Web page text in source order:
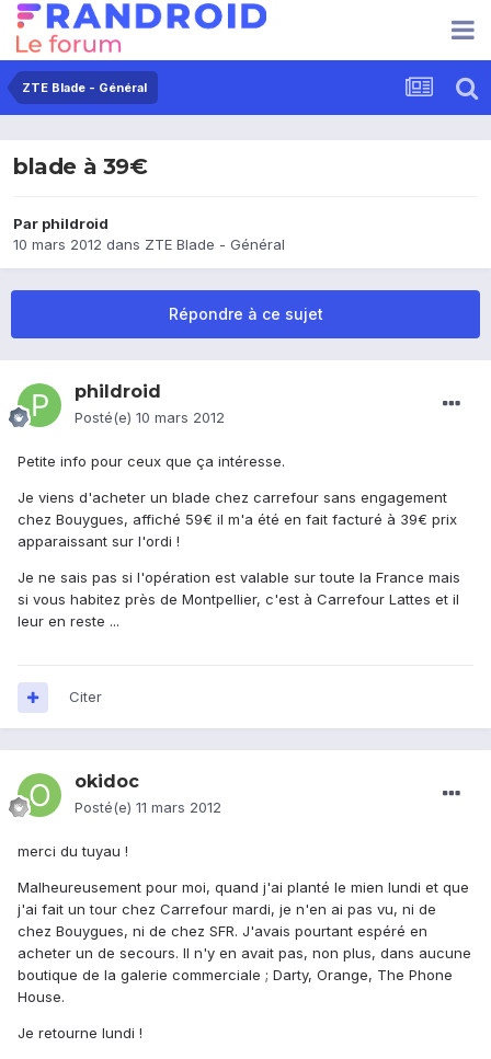
ZTE Blade - Général
blade à 39€
Par phildroid
10 mars 2012 dans ZTE Blade - Général
Répondre à ce sujet
phildroid
Posté(e) 10 mars 2012
Petite info pour ceux que ça intéresse.
Je viens d'acheter un blade chez carrefour sans engagement
chez Bouygues, affiché 59€ il m'a été en fait facturé à 39€ prix
apparaissant sur l'ordi !
Je ne sais pas si l'opération est valable sur toute la France mais
si vous habitez près de Montpellier, c'est à Carrefour Lattes et il
leur en reste ...
Citer
okidoc
Posté(e) 11 mars 2012
merci du tuyau !
Malheureusement pour moi, quand j'ai planté le mien lundi et que
j'ai fait un tour chez Carrefour mardi, je n'en ai pas vu, ni de
chez Bouygues, ni de chez SFR. J'avais pourtant espéré en
acheter un de secours. Il n'y en avait pas, non plus, dans aucune
boutique de la galerie commerciale ; Darty, Orange, The Phone
House.
Je retourne lundi !